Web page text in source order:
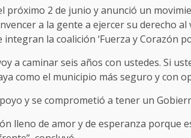
próximo 2 de junio y anunció un
a la gente a ejercer su derecho
la coalición ‘Fuerza y Corazón
a caminar seis años con ustedes. Si
como el municipio más seguro y con
y se comprometió a tener un
lleno de amor y de esperanza porque